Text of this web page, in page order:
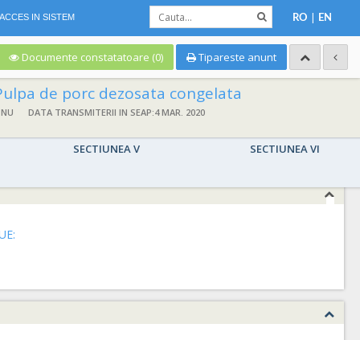
ACCES IN SISTEM RO | EN
Documente constatatoare (0) Tipareste anunt
de porc dezosata congelata
DATA TRANSMITERII IN SEAP:4 MAR. 2020
SECTIUNEA V
SECTIUNEA VI